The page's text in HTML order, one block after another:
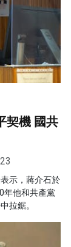
契機 國共
示，蔣介石於
年他和共產黨
拉鋸。